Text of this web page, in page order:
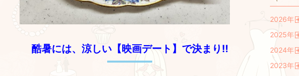
酷暑には、涼しい【映画デート】で決まり‼
2026年
2025年
2024年
2023年